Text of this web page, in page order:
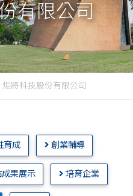
有限公司
炬將科技股份有限公司
育成 創業輔導
果展示 培育企業